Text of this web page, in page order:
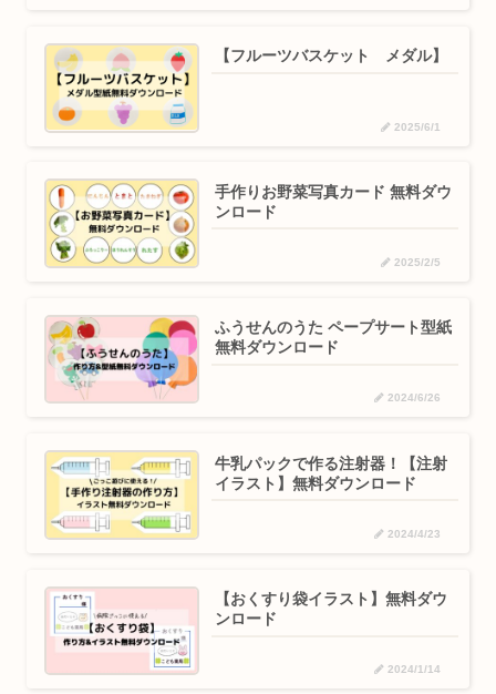
【フルーツバスケット メダル】
2025/6/1
手作りお野菜写真カード 無料ダウ
ンロード
2025/2/5
ふうせんのうた ペープサート型紙
無料ダウンロード
2024/6/26
牛乳パックで作る注射器！【注射
イラスト】無料ダウンロード
2024/4/23
【おくすり袋イラスト】無料ダウ
ンロード
2024/1/14